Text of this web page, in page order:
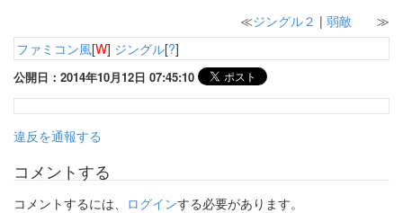
≪ジングル２ | 弱敵 ≫
ファミコン風[W] ジングル[?]
公開日：2014年10月12日 07:45:10
違反を通報する
コメントする
コメントするには、 ログインする必要があります。